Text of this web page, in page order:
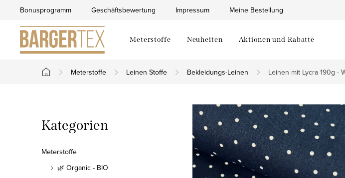
springen
Bonusprogramm Geschäftsbewertung Impressum Meine Bestellung
Meterstoffe Neuheiten Aktionen und Rabatte
Startseite
Meterstoffe Leinen Stoffe Bekleidungs-Leinen Leinen mit Lycra 190g -
e
i
Kategorien
überspringen
Kategorien
Meterstoffe
🌿 Organic - BIO